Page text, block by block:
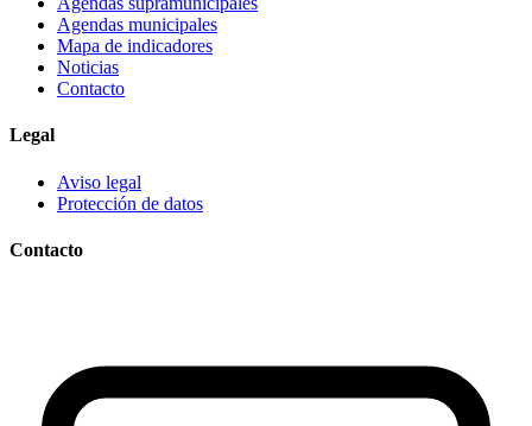
Agendas municipales
Mapa de indicadores
Noticias
Contacto
Legal
Aviso legal
Protección de datos
Contacto